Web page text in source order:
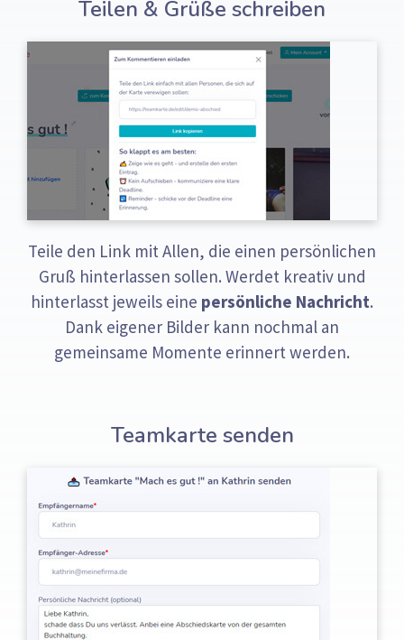
Teilen & Grüße schreiben
Teile den Link mit Allen, die einen persönlichen
Gruß hinterlassen sollen. Werdet kreativ und
hinterlasst jeweils eine persönliche Nachricht.
Dank eigener Bilder kann nochmal an
gemeinsame Momente erinnert werden.
Teamkarte senden